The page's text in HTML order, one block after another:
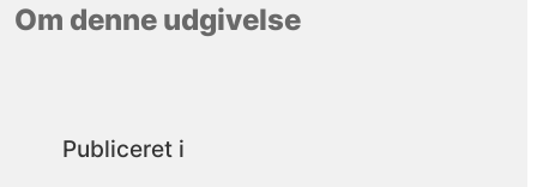
Om denne udgivelse
Publiceret i